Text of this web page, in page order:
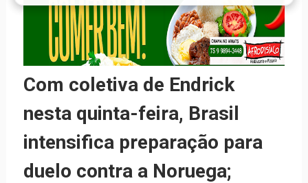
Com coletiva de Endrick
nesta quinta-feira, Brasil
intensifica preparação para
duelo contra a Noruega;